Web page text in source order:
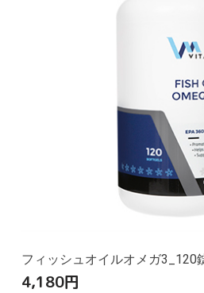
フィッシュオイルオメガ3_120
4,180円